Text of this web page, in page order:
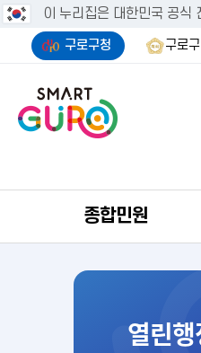
이 누리집은 대한민국 공식
구로구청 구로
종합민원
열린행